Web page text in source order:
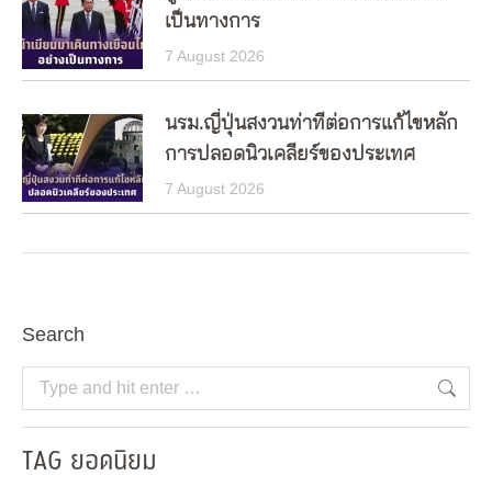
เป็นทางการ
7 August 2026
นรม.ญี่ปุ่นสงวนท่าทีต่อการแก้ไขหลัก
การปลอดนิวเคลียร์ของประเทศ
7 August 2026
Search
Search:
TAG ยอดนิยม